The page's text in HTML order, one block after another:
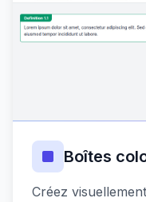
Boîtes
Créez